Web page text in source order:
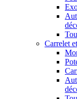
Carrelet